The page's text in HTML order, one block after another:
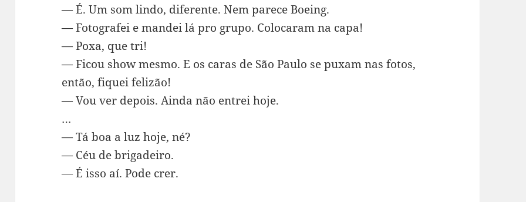
— É. Um som lindo, diferente. Nem parece Boeing.
— Fotografei e mandei lá pro grupo. Colocaram na capa!
— Poxa, que tri!
— Ficou show mesmo. E os caras de São Paulo se puxam nas fotos,
então, fiquei felizão!
— Vou ver depois. Ainda não entrei hoje.
…
— Tá boa a luz hoje, né?
— Céu de brigadeiro.
— É isso aí. Pode crer.